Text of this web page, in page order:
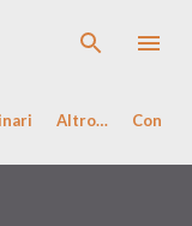
Altro…